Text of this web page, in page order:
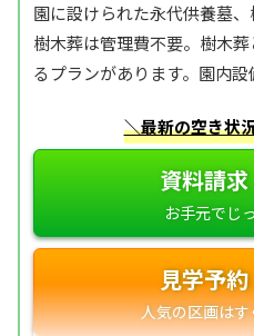
園に設けられた永代供養墓、
樹木葬は管理費不要。樹木
るプランがあります。園内設
＼最新の空き状
資料請求
見学予約